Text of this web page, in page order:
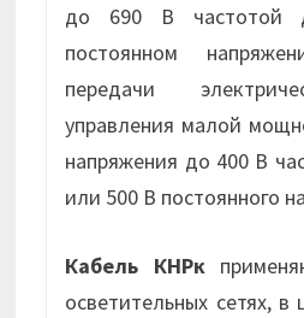
до 690 В частотой
постоянном
передачи
управления малой
напряжения до 400 В
или 500 В постоянного
Кабель КНРк
осветительных сетях, в